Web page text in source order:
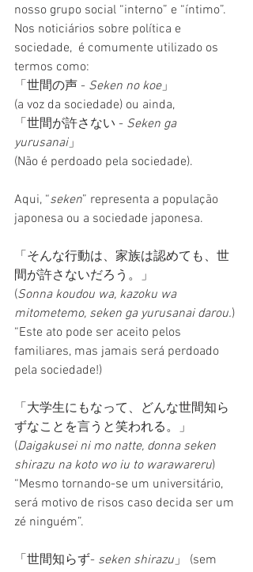
nosso grupo social “interno” e “íntimo”.
Nos noticiários sobre política e
sociedade,  é comumente utilizado os
termos como:
「世間の声 - Seken no koe」
(a voz da sociedade) ou ainda,
「世間が許さない - Seken ga
yurusanai」
(Não é perdoado pela sociedade).
Aqui, “seken” representa a população
japonesa ou a sociedade japonesa.
「そんな行動は、家族は認めても、世
間が許さないだろう。」
(Sonna koudou wa, kazoku wa
mitometemo, seken ga yurusanai darou.)
“Este ato pode ser aceito pelos
familiares, mas jamais será perdoado
pela sociedade!)
「大学生にもなって、どんな世間知ら
ずなことを言うと笑われる。」
(Daigakusei ni mo natte, donna seken
shirazu na koto wo iu to warawareru)
“Mesmo tornando-se um universitário,
será motivo de risos caso decida ser um
zé ninguém”.
「世間知らず- seken shirazu 」 (sem